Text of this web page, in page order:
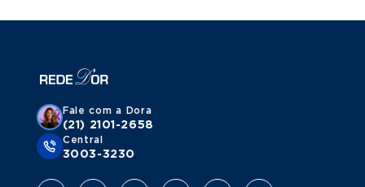
Fale com a Dora
(21) 2101-2658
Central
3003-3230